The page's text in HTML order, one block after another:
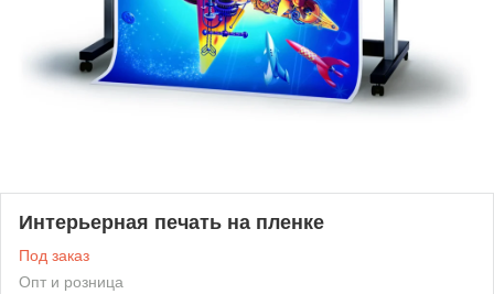
Интерьерная печать на пленке
Под заказ
Опт и розница